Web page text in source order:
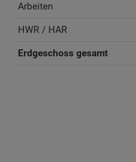
Arbeiten
HWR / HAR
Erdgeschoss gesamt